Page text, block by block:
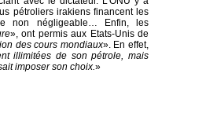
pétroliers irakiens financent les
non négligeable… Enfin, les
», ont permis aux Etats-Unis de
des cours mondiaux». En effet,
illimitées de son pétrole, mais
imposer son choix.»